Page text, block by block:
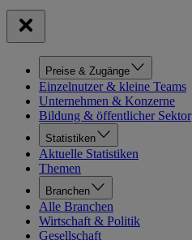
Preise & Zugänge
Einzelnutzer & kleine Teams
Unternehmen & Konzerne
Bildung & öffentlicher Sektor
Statistiken
Aktuelle Statistiken
Themen
Branchen
Alle Branchen
Wirtschaft & Politik
Gesellschaft